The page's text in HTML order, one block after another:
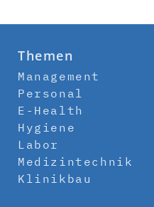
Themen
Management
Personal
E-Health
Hygiene
Labor
Medizintechnik
Klinikbau